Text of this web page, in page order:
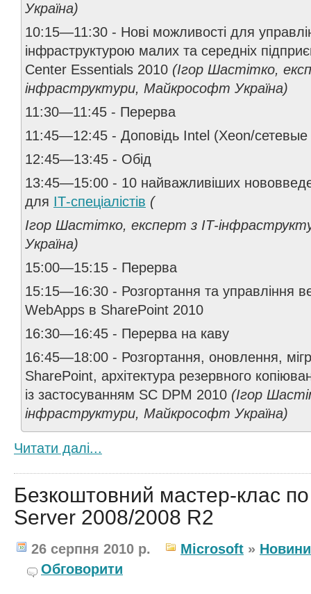
Україна)
10:15—11:30 - Нові можливості для
інфраструктурою малих та середніх
Center Essentials 2010 (Ігор Шастітко,
інфраструктури, Майкрософт Україна)
11:30—11:45 - Перерва
11:45—12:45 - Доповідь Intel (Xeon/
12:45—13:45 - Обід
13:45—15:00 - 10 найважливіших
для ІТ-спеціалістів (
Ігор Шастітко, експерт з ІТ-
Україна)
15:00—15:15 - Перерва
15:15—16:30 - Розгортання та управління
WebApps в SharePoint 2010
16:30—16:45 - Перерва на каву
16:45—18:00 - Розгортання, оновлення,
SharePoint, архітектура резервного
із застосуванням SC DPM 2010 (Ігор
інфраструктури, Майкрософт Україна)
Читати далi...
Безкоштовний мастер-клас
Server 2008/2008 R2
26 серпня 2010 р. Microsoft » Новини
Обговорити